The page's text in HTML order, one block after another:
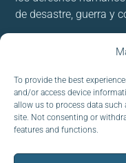
To provide the best
and/or access device
allow us to process data
site. Not consenting or
features and functions.
de desastre, guerra y
servicios. Al utilizar
Follow us: